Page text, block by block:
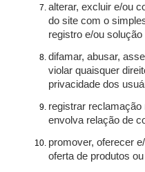
alterar, excluir e/ou
do site com o
registro e/ou solução
difamar, abusar,
violar quaisquer
privacidade dos
registrar reclamação
envolva relação de
promover, oferecer
oferta de produtos